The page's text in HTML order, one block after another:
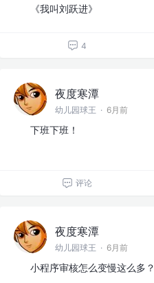
《我叫刘跃进》
4
夜度寒潭
幼儿园球王 · 6月前
下班下班！
评论
夜度寒潭
幼儿园球王 · 6月前
小程序审核怎么变慢这么多？